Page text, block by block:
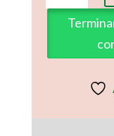
15
cantidad